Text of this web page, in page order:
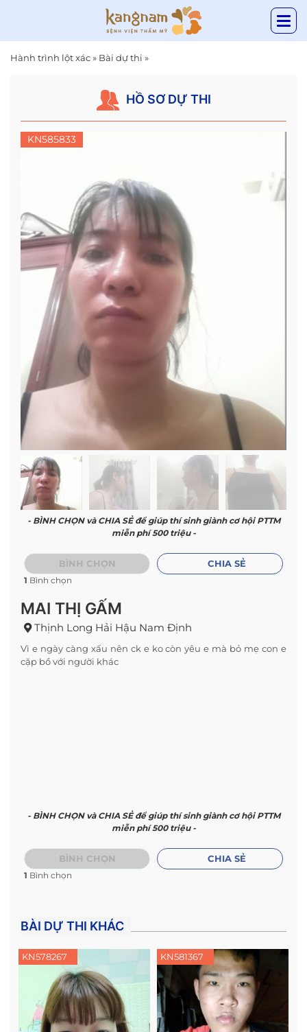
Hành trình lột xác» Bài dự thi »
HỒ SƠ DỰ THI
KN585833
- BÌNH CHỌN và CHIA SẺ để giúp thí sinh giành cơ hội PTTM
miễn phí 500 triệu -
BÌNH CHỌN
1 Bình chọn
CHIA SẺ
MAI THỊ GẤM
Thịnh Long Hải Hậu Nam Định
Vì e ngày càng xấu nên ck e ko còn yêu e mà bỏ mẹ con e
cặp bồ với người khác
- BÌNH CHỌN và CHIA SẺ để giúp thí sinh giành cơ hội PTTM
miễn phí 500 triệu -
BÌNH CHỌN
1 Bình chọn
CHIA SẺ
BÀI DỰ THI KHÁC
KN578267 KN581367